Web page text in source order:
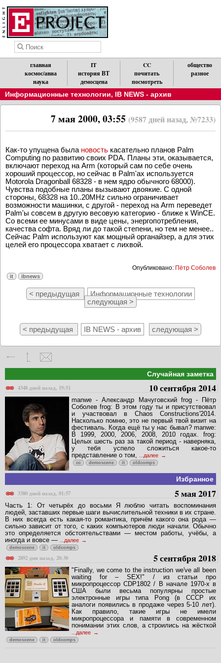
главная
космос/авиа
наука
IT
история ВТ
демосцена
CC
почитать
посмотреть
общество
разное
Информационные технологии, IB NEWS - архив
7 мая 2000, 03:55 (9587 дней назад, №7233)
Как-то упущена была новость касательно планов Palm
Computing по развитию своих PDA. Планы эти, оказывается,
включают переход на Arm (который сам по себе очень
хороший процессор, но сейчас в Palm'ax используется
Motorola Dragonball 68328 - в нем ядро обычного 68000).
Чувства подобные планы вызывают двоякие. С одной
стороны, 68328 на 10..20MHz сильно ограничивает
возможности машинки, с другой - переход на Arm переведет
Palm'ы совсем в другую весовую категорию - ближе к WinCE.
Со всеми ее минусами в виде цены, энергопотребления,
качества софта. Вряд ли до такой степени, но тем не менее..
Сейчас Palm используют как мощный органайзер, а для этих
целей его процессора хватает с лихвой.
Опубликовано: Пётр Соболев
it ibnews
< предыдущая
Информационные технологии
следующая >
< предыдущая IB NEWS - архив следующая >
Случайная заметка
4348 дней назад, 19:51
10 сентября 2014
manwe - Александр Мачуговский frog - Пётр
Соболев frog: В этом году ты и присутствовал
и участвовал в Chaos Constructions'2014.
Насколько помню, это не первый твой визит на
фестиваль. Когда ещё ты у нас бывал? manwe:
В 1999, 2000, 2006, 2008, 2010 годах. frog:
Целых шесть раз за такой период - наверняка,
у тебя успело сложиться какое-то
представление о том,
...далее
cc demoscene it oldcomps
Избранное
3380 дней назад, 01:57
5 мая 2017
Часть 1: От четырёх до восьми Я люблю читать воспоминания
людей, заставших первые шаги вычислительной техники в их стране.
В них всегда есть какая-то романтика, причём какого она рода —
сильно зависит от того, с каких компьютеров люди начали. Обычно
это определяется обстоятельствами — местом работы, учёбы, а
иногда и вовсе —
...далее
demoscene it oldcomps
2892 дня назад, 20:30 5 сентября 2018
"Finally, we come to the instruction we've all been
waiting for – SEX!" / из статьи про
микропроцессор CDP1802 / В начале 1970-х в
США были весьма популярны простые
электронные игры типа Pong (в СССР их
аналоги появились в продаже через 5-10 лет).
Как правило, такие игры не имели
микропроцессора и памяти в современном
понимании этих слов, а строились на жёсткой
...далее
demoscene it oldcomps